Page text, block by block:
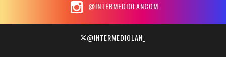
@INTERMEDIOLANCOM
@INTERMEDIOLAN_